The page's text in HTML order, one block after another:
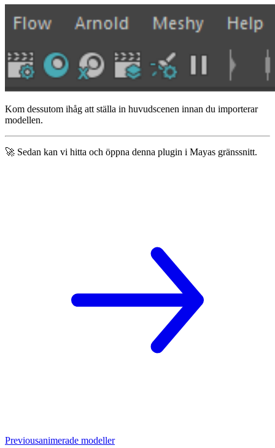
Kom dessutom ihåg att ställa in huvudscenen innan du importerar
modellen.
🚀 Sedan kan vi hitta och öppna denna plugin i Mayas gränssnitt.
Previousanimerade modeller